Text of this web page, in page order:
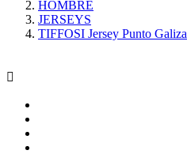
HOMBRE
JERSEYS
TIFFOSI Jersey Punto Galiza
